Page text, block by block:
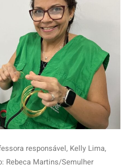
responsável, Kelly Lima,
Rebeca Martins/Semulher